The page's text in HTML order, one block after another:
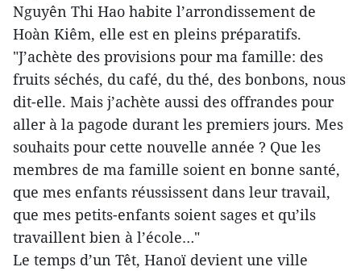
Nguyên Thi Hao habite l’arrondissement de
Hoàn Kiêm, elle est en pleins préparatifs.
"J’achète des provisions pour ma famille: des
fruits séchés, du café, du thé, des bonbons, nous
dit-elle. Mais j’achète aussi des offrandes pour
aller à la pagode durant les premiers jours. Mes
souhaits pour cette nouvelle année ? Que les
membres de ma famille soient en bonne santé,
que mes enfants réussissent dans leur travail,
que mes petits-enfants soient sages et qu’ils
travaillent bien à l’école…"
Le temps d’un Têt, Hanoï devient une ville